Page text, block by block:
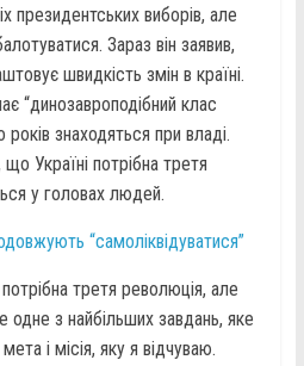
президентських виборів, але
Зараз він заявив,
швидкість змін в країні.
“динозавроподібний клас
років знаходяться при владі.
Україні потрібна третя
у головах людей.
“самоліквідуватися”
третя революція, але
одне з найбільших завдань, яке
і місія, яку я відчуваю.